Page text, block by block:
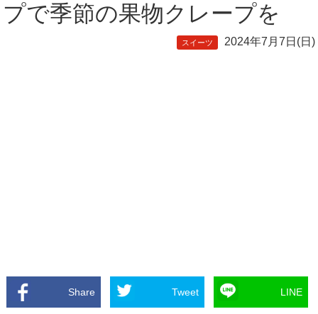
プで季節の果物クレープを
スイーツ 2024年7月7日(日)
Share Tweet LINE